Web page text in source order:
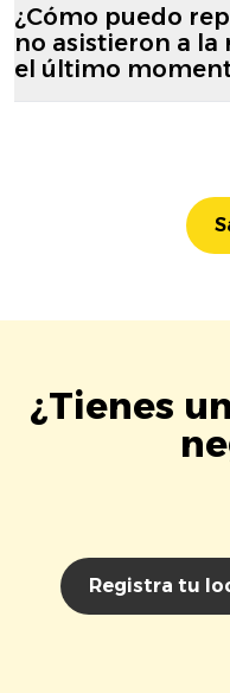
¿Cómo puedo
no asistieron a la
el último
¿Tienes
Registra tu